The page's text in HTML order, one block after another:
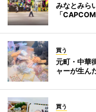
みなとみら
「
買う
元町・中華
ャーが生ん
買う